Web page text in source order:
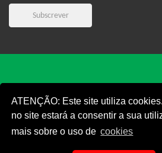
ATENÇÃO: Este site utiliza
no site estará a consentir a sua
mais sobre o uso de cookies
Subscrever
FPC © 2019 - Todos os direitos reservados |
Termos e Condições|Denúncia